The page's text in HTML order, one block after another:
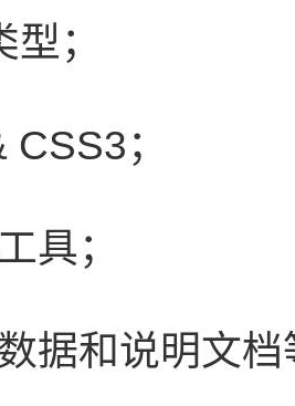
；
；
具；
据和说明文档